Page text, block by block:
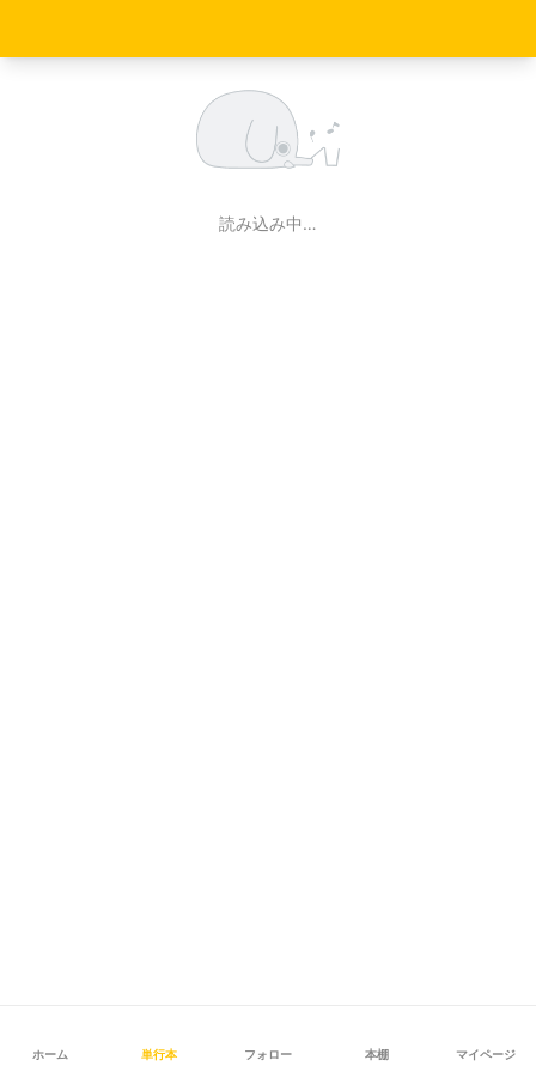
読み込み中…
ホーム 単行本 フォロー 本棚 マイページ